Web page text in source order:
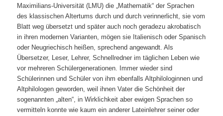
Maximilians-Universität (LMU) die „Mathematik“ der Sprachen
des klassischen Altertums durch und durch verinnerlicht, sie vom
Blatt weg übersetzt und später auch noch geradezu akrobatisch
in ihren modernen Varianten, mögen sie Italienisch oder Spanisch
oder Neugriechisch heißen, sprechend angewandt. Als
Übersetzer, Leser, Lehrer, Schnellredner im täglichen Leben wie
vor mehreren Schülergenerationen. Immer wieder sind
Schülerinnen und Schüler von ihm ebenfalls Altphilologinnen und
Altphilologen geworden, weil ihnen Vater die Schönheit der
sogenannten „alten“, in Wirklichkeit aber ewigen Sprachen so
vermitteln konnte wie kaum ein anderer Lateinlehrer seiner oder